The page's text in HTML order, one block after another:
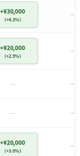
+¥30,000
（+4.3%） －
+¥20,000
（+2.9%） －
－ －
－ －
+¥20,000
（+3.0%） －